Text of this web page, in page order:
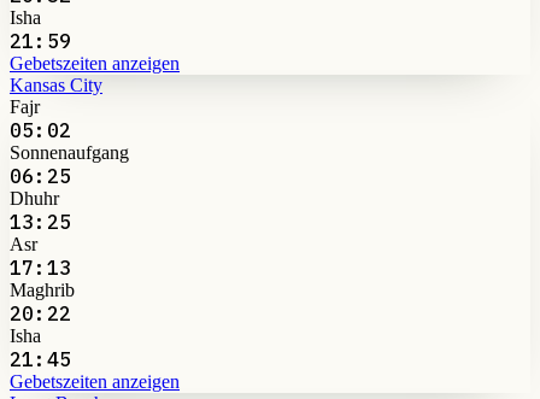
Isha
21:59
Gebetszeiten anzeigen
Kansas City
Fajr
05:02
Sonnenaufgang
06:25
Dhuhr
13:25
Asr
17:13
Maghrib
20:22
Isha
21:45
Gebetszeiten anzeigen